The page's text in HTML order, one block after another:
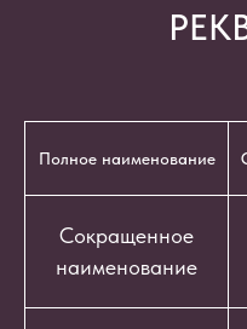
Полное наименование
Сокращенное
наименование